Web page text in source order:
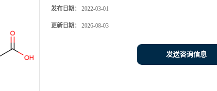
发布日期： 2022-03-01
更新日期： 2026-08-03
发送咨询信息